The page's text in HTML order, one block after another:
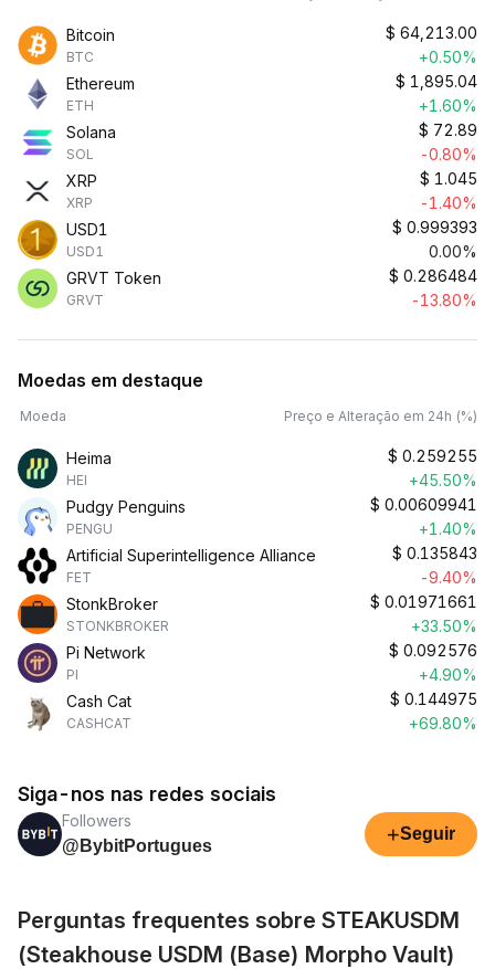
Bitcoin
BTC
$ 64,213.00
+0.50%
Ethereum
ETH
$ 1,895.04
+1.60%
Solana
SOL
$ 72.89
-0.80%
XRP
XRP
$ 1.045
-1.40%
USD1
USD1
$ 0.999393
0.00%
GRVT Token
GRVT
$ 0.286484
-13.80%
Moedas em destaque
Moeda Preço e Alteração em 24h (%)
Heima
HEI
$ 0.259255
+45.50%
Pudgy Penguins
PENGU
$ 0.00609941
+1.40%
Artificial Superintelligence Alliance
FET
$ 0.135843
-9.40%
StonkBroker
STONKBROKER
$ 0.01971661
+33.50%
Pi Network
PI
$ 0.092576
+4.90%
Cash Cat
CASHCAT
$ 0.144975
+69.80%
Siga-nos nas redes sociais
Followers
@BybitPortugues
+Seguir
Perguntas frequentes sobre STEAKUSDM
(Steakhouse USDM (Base) Morpho Vault)